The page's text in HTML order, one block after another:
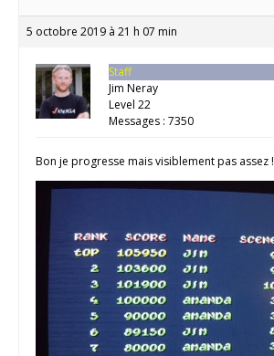
5 octobre 2019 à 21 h 07 min
Staff
Jim Neray
Level 22
Messages : 7350
Bon je progresse mais visiblement pas assez !